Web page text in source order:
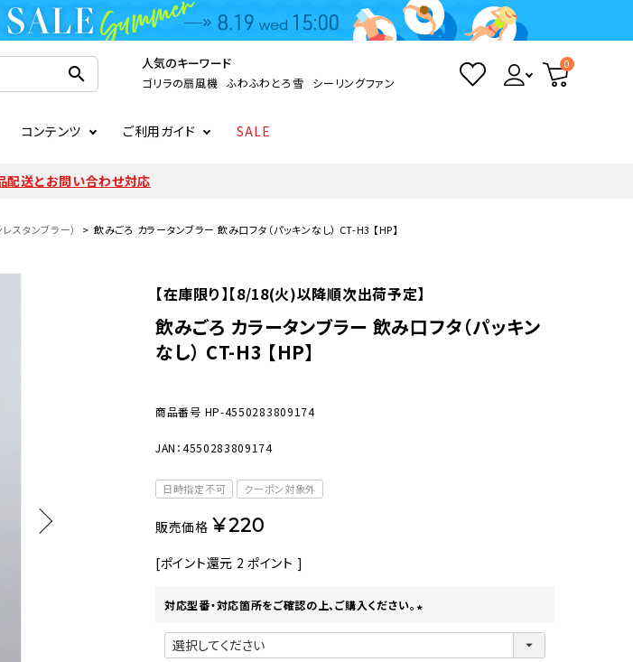
search 人気のキーワード
ゴリラの扇風機 ふわふわとろ雪 シーリングファン
0
AV機器
CIRCULIGHT
LuminousLED とろ雪かき氷器
照明関連
コンテンツ ご利用ガイド
注文確認メールの未着について
会員登録について ポイントについて
SALE
配送とお問い合わせ対応
スタンブラー） 飲みごろ カラータンブラー 飲み口フタ（パッキンなし） CT-H3 【HP】
【在庫限り】【8/18(火)以降順次出荷予定】
飲みごろ カラータンブラー 飲み口フタ（パッキン
なし） CT-H3 【HP】
商品番号 HP-4550283809174
JAN：4550283809174
日時指定不可 クーポン対象外
販売価格 ¥220
[ポイント還元 2 ポイント ]
対応型番・対応箇所をご確認の上、ご購入ください。
(